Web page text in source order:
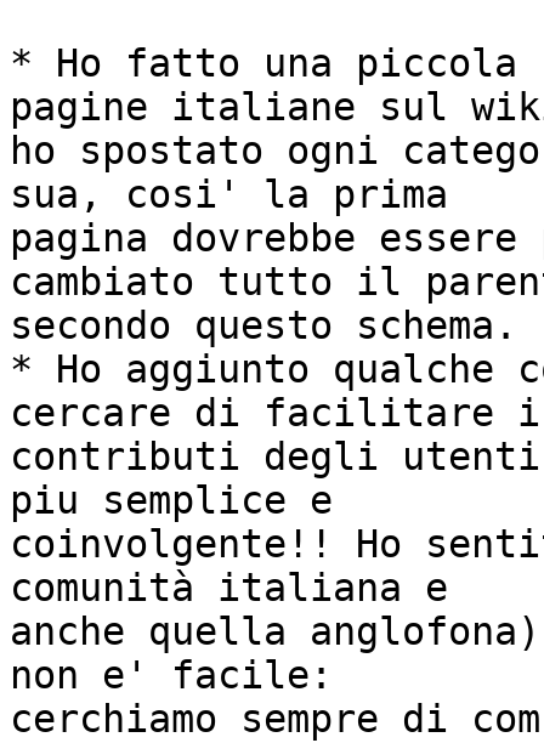
* Ho fatto una piccola
pagine italiane sul
ho spostato ogni
sua, cosi' la prima
pagina dovrebbe
cambiato tutto il
secondo questo schema.
* Ho aggiunto qualche
cercare di facilitare i
contributi degli
piu semplice e
coinvolgente!! Ho
comunità italiana e
anche quella
non e' facile:
cerchiamo sempre di